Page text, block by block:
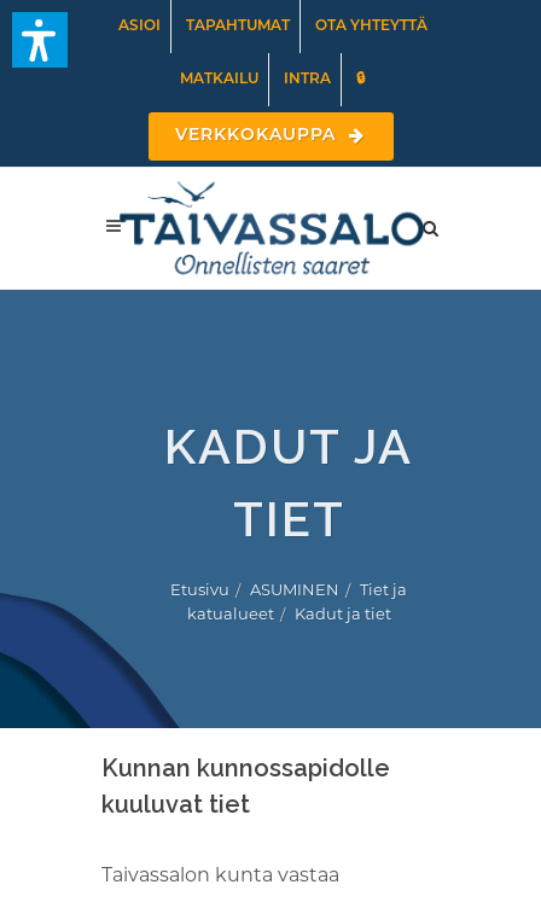
ASIOI TAPAHTUMAT OTA YHTEYTTÄ
MATKAILU INTRA 🔒
VERKKOKAUPPA
KADUT JA
TIET
Etusivu ASUMINEN
Tiet ja
katualueet
Kadut ja tiet
Kunnan kunnossapidolle
kuuluvat tiet
Taivassalon kunta vastaa